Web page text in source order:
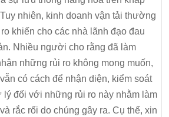
nhiên, kinh doanh vận tải thường
khiến cho các nhà lãnh đạo đau
Nhiều người cho rằng đã làm
những rủi ro không mong muốn,
có cách để nhận diện, kiểm soát
đối với những rủi ro này nhằm làm
rắc rối do chúng gây ra. Cụ thể, xin